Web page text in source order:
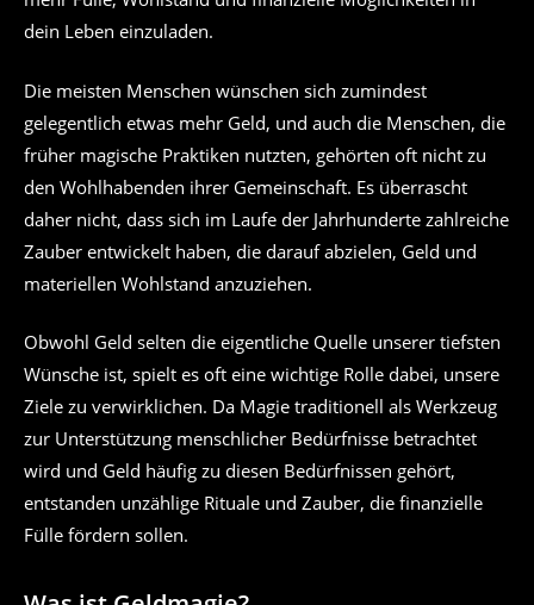
dein Leben einzuladen.
Die meisten Menschen wünschen sich zumindest
gelegentlich etwas mehr Geld, und auch die Menschen, die
früher magische Praktiken nutzten, gehörten oft nicht zu
den Wohlhabenden ihrer Gemeinschaft. Es überrascht
daher nicht, dass sich im Laufe der Jahrhunderte zahlreiche
Zauber entwickelt haben, die darauf abzielen, Geld und
materiellen Wohlstand anzuziehen.
Obwohl Geld selten die eigentliche Quelle unserer tiefsten
Wünsche ist, spielt es oft eine wichtige Rolle dabei, unsere
Ziele zu verwirklichen. Da Magie traditionell als Werkzeug
zur Unterstützung menschlicher Bedürfnisse betrachtet
wird und Geld häufig zu diesen Bedürfnissen gehört,
entstanden unzählige Rituale und Zauber, die finanzielle
Fülle fördern sollen.